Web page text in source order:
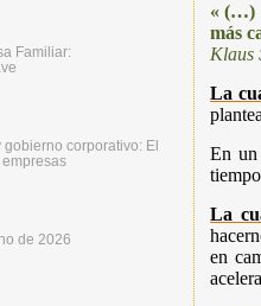
« (…)
más
Klaus
La
En un
La
en
Familiar:
corporativo: El
de 2026